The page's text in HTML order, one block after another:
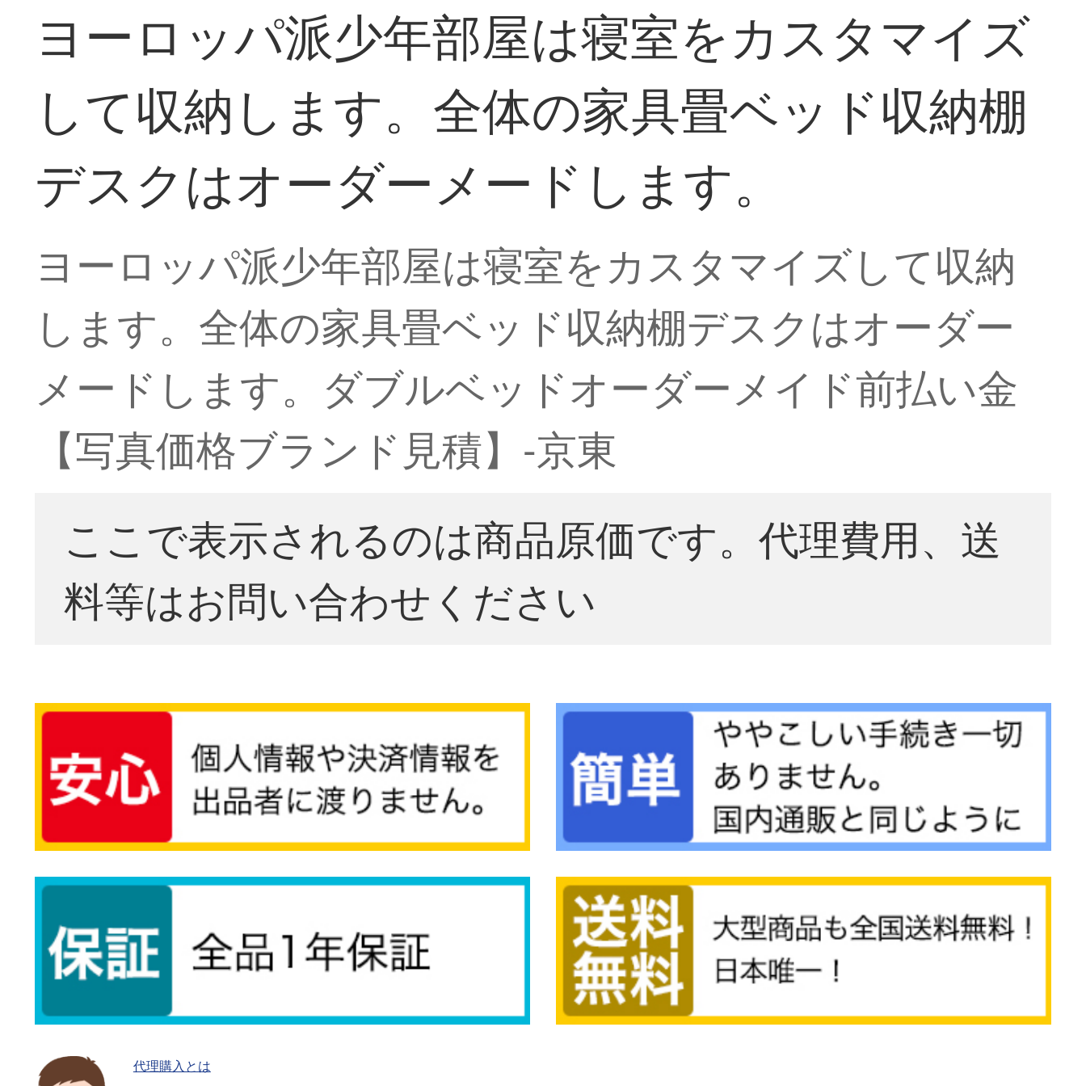
ヨーロッパ派少年部屋は寝室をカスタマイズ
して収納します。全体の家具畳ベッド収納棚
デスクはオーダーメードします。
ヨーロッパ派少年部屋は寝室をカスタマイズして収納
します。全体の家具畳ベッド収納棚デスクはオーダー
メードします。ダブルベッドオーダーメイド前払い金
【写真価格ブランド見積】-京東
ここで表示されるのは商品原価です。代理費用、送
料等はお問い合わせください
代理購入とは